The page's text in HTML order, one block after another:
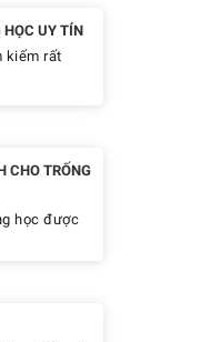
HỌC UY TÍN
kiếm rất
CHO TRỐNG
học được